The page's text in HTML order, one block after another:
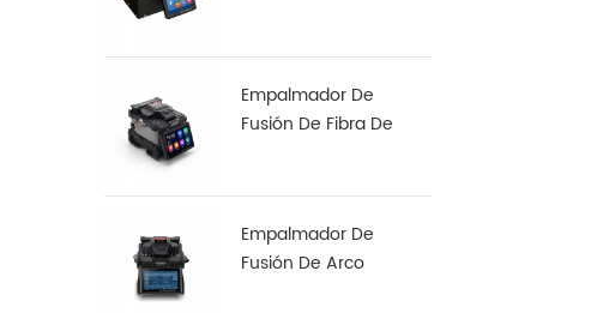
Empalmador De
Fusión De Fibra De
Empalmador De
Fusión De Arco